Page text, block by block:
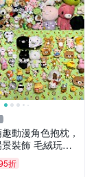
動漫角色抱枕，
裝飾 毛絨玩
、趣味玩偶
折